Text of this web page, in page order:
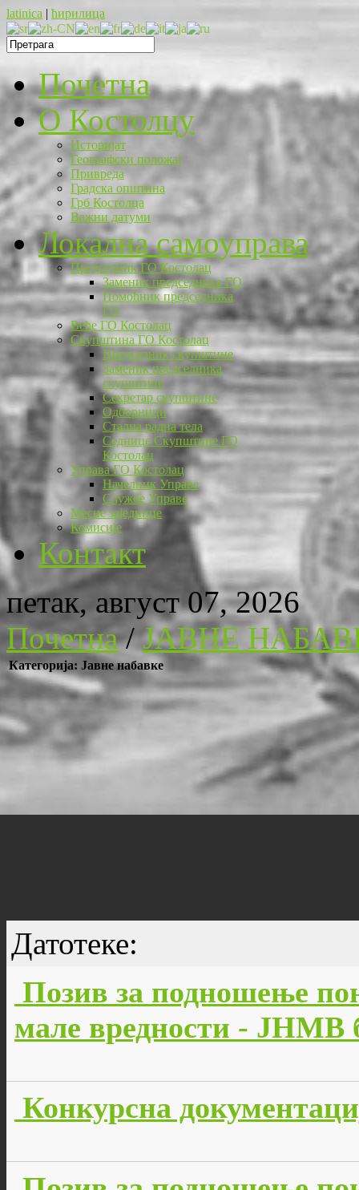
latinica | ћирилица
Почетна
O Костолцу
Историјат
Географски положај
Привреда
Градска општина
Грб Костолца
Важни датуми
Локална самоуправа
Председник ГО Костолац
Заменик председника ГО
Помоћник председника
ГО
Веће ГО Костолац
Скупштина ГО Костолац
Председник скупштине
Заменик председника
скупштине
Секретар скупштине
Одборници
Стална радна тела
Седнице Скупштине ГО
Костолац
Управа ГО Костолац
Начелник Управе
Службе Управе
Месне заједнице
Комисије
Контакт
петак, август 07, 2026
Почетна/ЈАВНЕ
Категорија: Јавне набавке
Датотеке:
Позив за подношење
мале вредности - JНМВ
Конкурсна